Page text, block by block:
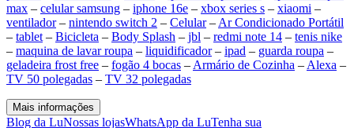
max – celular samsung – iphone 16e – xbox series s – xiaomi –
ventilador– nintendo switch 2 – Celular– Ar Condicionado Portátil
– tablet – Bicicleta – Body Splash – jbl – redmi note 14 – tenis nike
– maquina de lavar roupa – liquidificador– ipad – guarda roupa –
geladeira frost free – fogão 4 bocas – Armário de Cozinha – Alexa –
TV 50 polegadas – TV 32 polegadas
Mais informações
Blog da LuNossas lojasWhatsApp da LuTenha sua